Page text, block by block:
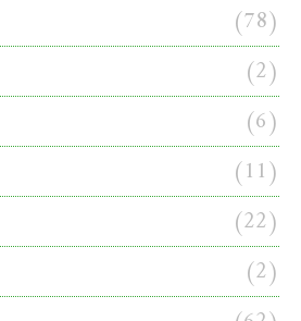
(78)
(2)
(6)
(11)
(22)
(2)